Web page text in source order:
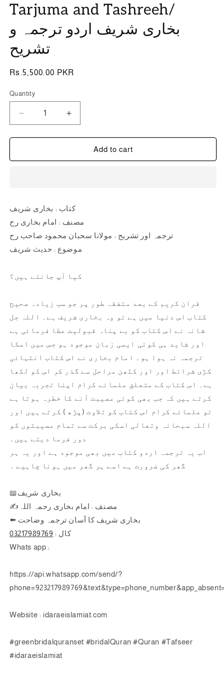
Tarjuma and Tashreeh/
بخاری شریف اردو ترجمہ و
تشریح
Regular
Rs.5,500.00 PKR
Quantity
Quantity
Decrease
quantity
for
Shareef
بخاری
شریف
اردو
ترجمہ
و
Increase
quantity
for
Bukhari
Shareef
بخاری
شریف
اردو
ترجمہ
Add to cart
کتاب : بخاری شریف
مصنف : امام بخاری رح
ترجمہ اور تشریح : مولانا سحبان محمود صاحب رح
موضوع : حدیث شریف
کیا آپ جانتے ہیں؟
قران کریم کے بعد متفقہ طور پر جو سب زیادہ صحیح
کتاب اس دنیا میں ہے تو وہ بخاری شریف ہے۔ اللہ جل
شانہ نے اس کتاب کو بے پناہ قبولیت عطا فرمائی ہے
اور شاید ہی کوئی ایسی زبان موجود ہو جس میں اسکا
ترجمہ نہ ہوا ہو۔ امام بخاری نے اس کتاب انتہائی
کڑی شرائط اور اور کٹھن مراحل سے گذر کر اس کو لکھا
ہے۔ اس کتاب کے متعلق علمائے کرام اپنا تجربہ بیان
کرتے ہیں کہ جب بھی کوئی مصیبت آنے کا خطرہ ہوتا ہے
تو علمائے کرام اس کتاب کو تلاوت (پڑھ ) کرتے ہیں اور
اللہ سبحانہ وتعالی اسکی برکت سے تمام مصیبتوں کو
دور فرما دیتے ہیں۔
اب یہ ترجمہ اردو کتاب میں بھی موجود ہے اور یہ ہر
گھر کی ضرورت ہے اسے ہر گھر میں ہونا چاہیے ۔
📖بخاری شریف
✍️مصنف : امام بخاری رحمہ اللہ
⬅️ بخاری شریف کا آسان ترجمہ وضاحت
کال : 03217989769
Whats app :
https://api.whatsapp.com/send/?
Website : idaraeislamiat.com
#greenbridalquranset #bridalQuran #Quran #Tafseer
#idaraeislamiat